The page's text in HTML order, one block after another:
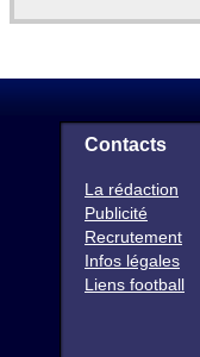
Contacts
La rédaction
Publicité
Recrutement
Infos légales
Liens football